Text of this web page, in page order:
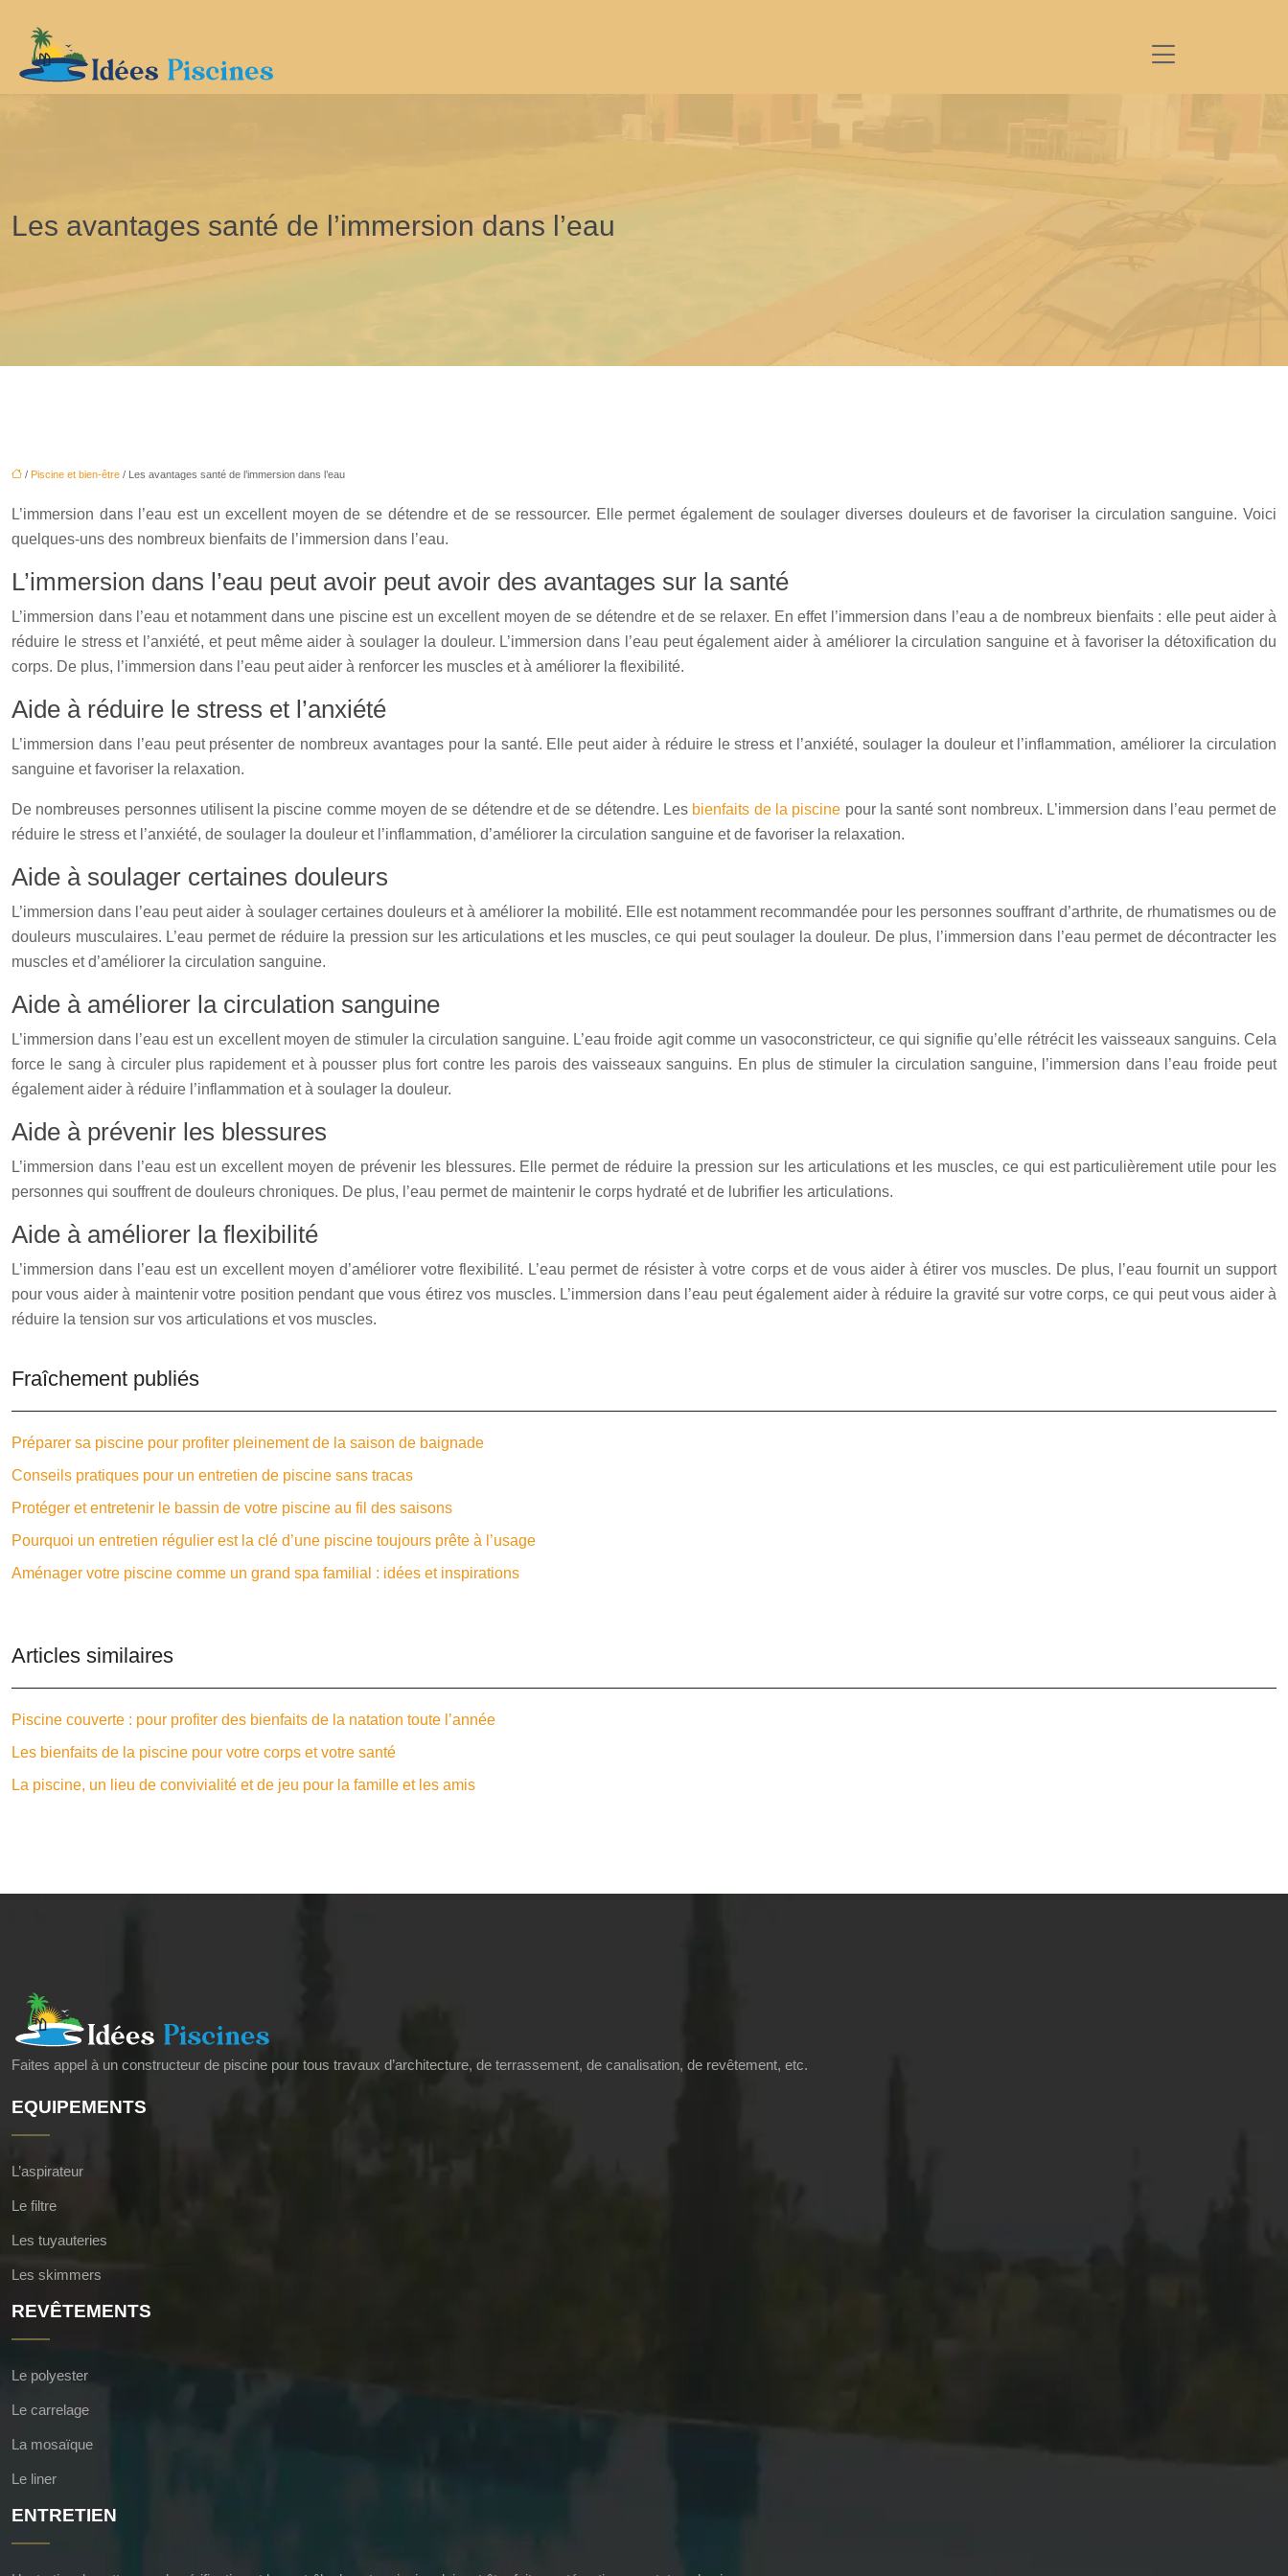
Les avantages santé de l’immersion dans l’eau
/ Piscine et bien-être / Les avantages santé de l’immersion dans l’eau
L’immersion dans l’eau est un excellent moyen de se détendre et de se ressourcer. Elle permet également de soulager diverses douleurs et de favoriser la circulation sanguine. Voici
quelques-uns des nombreux bienfaits de l’immersion dans l’eau.
L’immersion dans l’eau peut avoir peut avoir des avantages sur la santé
L’immersion dans l’eau et notamment dans une piscine est un excellent moyen de se détendre et de se relaxer. En effet l’immersion dans l’eau a de nombreux bienfaits : elle peut aider à
réduire le stress et l’anxiété, et peut même aider à soulager la douleur. L’immersion dans l’eau peut également aider à améliorer la circulation sanguine et à favoriser la détoxification du
corps. De plus, l’immersion dans l’eau peut aider à renforcer les muscles et à améliorer la flexibilité.
Aide à réduire le stress et l’anxiété
L’immersion dans l’eau peut présenter de nombreux avantages pour la santé. Elle peut aider à réduire le stress et l’anxiété, soulager la douleur et l’inflammation, améliorer la circulation
sanguine et favoriser la relaxation.
De nombreuses personnes utilisent la piscine comme moyen de se détendre et de se détendre. Les bienfaits de la piscine pour la santé sont nombreux. L’immersion dans l’eau permet de
réduire le stress et l’anxiété, de soulager la douleur et l’inflammation, d’améliorer la circulation sanguine et de favoriser la relaxation.
Aide à soulager certaines douleurs
L’immersion dans l’eau peut aider à soulager certaines douleurs et à améliorer la mobilité. Elle est notamment recommandée pour les personnes souffrant d’arthrite, de rhumatismes ou de
douleurs musculaires. L’eau permet de réduire la pression sur les articulations et les muscles, ce qui peut soulager la douleur. De plus, l’immersion dans l’eau permet de décontracter les
muscles et d’améliorer la circulation sanguine.
Aide à améliorer la circulation sanguine
L’immersion dans l’eau est un excellent moyen de stimuler la circulation sanguine. L’eau froide agit comme un vasoconstricteur, ce qui signifie qu’elle rétrécit les vaisseaux sanguins. Cela
force le sang à circuler plus rapidement et à pousser plus fort contre les parois des vaisseaux sanguins. En plus de stimuler la circulation sanguine, l’immersion dans l’eau froide peut
également aider à réduire l’inflammation et à soulager la douleur.
Aide à prévenir les blessures
L’immersion dans l’eau est un excellent moyen de prévenir les blessures. Elle permet de réduire la pression sur les articulations et les muscles, ce qui est particulièrement utile pour les
personnes qui souffrent de douleurs chroniques. De plus, l’eau permet de maintenir le corps hydraté et de lubrifier les articulations.
Aide à améliorer la flexibilité
L’immersion dans l’eau est un excellent moyen d’améliorer votre flexibilité. L’eau permet de résister à votre corps et de vous aider à étirer vos muscles. De plus, l’eau fournit un support
pour vous aider à maintenir votre position pendant que vous étirez vos muscles. L’immersion dans l’eau peut également aider à réduire la gravité sur votre corps, ce qui peut vous aider à
réduire la tension sur vos articulations et vos muscles.
Fraîchement publiés
Préparer sa piscine pour profiter pleinement de la saison de baignade
Conseils pratiques pour un entretien de piscine sans tracas
Protéger et entretenir le bassin de votre piscine au fil des saisons
Pourquoi un entretien régulier est la clé d’une piscine toujours prête à l’usage
Aménager votre piscine comme un grand spa familial : idées et inspirations
Articles similaires
Piscine couverte : pour profiter des bienfaits de la natation toute l’année
Les bienfaits de la piscine pour votre corps et votre santé
La piscine, un lieu de convivialité et de jeu pour la famille et les amis
Faites appel à un constructeur de piscine pour tous travaux d’architecture, de terrassement, de canalisation, de revêtement, etc.
EQUIPEMENTS
L’aspirateur
Le filtre
Les tuyauteries
Les skimmers
REVÊTEMENTS
Le polyester
Le carrelage
La mosaïque
Le liner
ENTRETIEN